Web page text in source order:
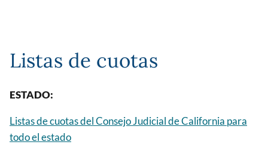
Listas de cuotas
ESTADO:
Listas de cuotas del Consejo Judicial de California para
todo el estado